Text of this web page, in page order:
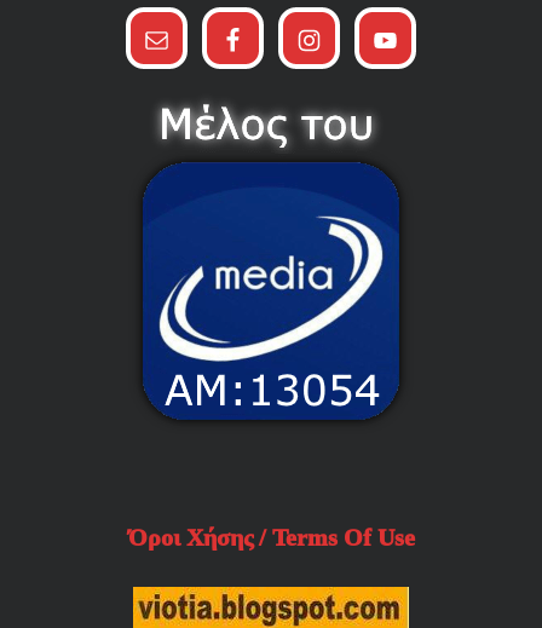
Όροι Χήσης / Terms Of Use